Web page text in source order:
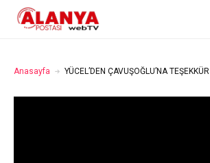
Anasayfa YÜCEL’DEN ÇAVUŞOĞLU’NA TEŞEKKÜR